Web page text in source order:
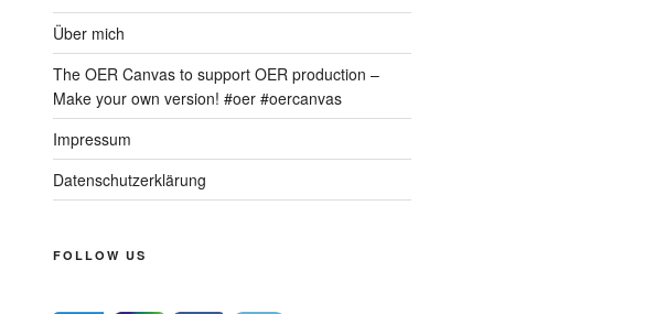
Über mich
The OER Canvas to support OER production –
Make your own version! #oer #oercanvas
Impressum
Datenschutzerklärung
FOLLOW US